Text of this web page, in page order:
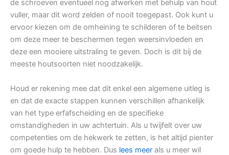
de schroeven eventueel nog afwerken met behulp van hout
vuller, maar dit word zelden of nooit toegepast. Ook kunt u
ervoor kiezen om de omheining te schilderen of te beitsen
om deze meer te beschermen tegen weersinvloeden en
deze een mooiere uitstraling te geven. Doch is dit bij de
meeste houtsoorten niet noodzakelijk.
Houd er rekening mee dat dit enkel een algemene uitleg is
en dat de exacte stappen kunnen verschillen afhankelijk
van het type erfafscheiding en de specifieke
omstandigheden in uw achtertuin. Als u twijfelt over uw
competenties om de hekwerk te zetten, is het altijd pienter
om goede hulp te hebben. Dus lees meer als u meer wil